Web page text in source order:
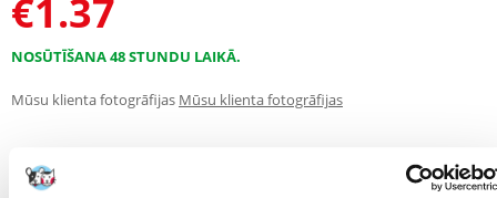
€1.37
NOSŪTĪŠANA 48 STUNDU LAIKĀ.
Mūsu klienta fotogrāfijas Mūsu klienta fotogrāfijas
APRAKSTS
ATSAUKSMES